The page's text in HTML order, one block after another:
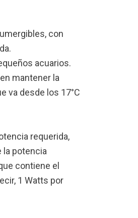
con
acuarios.
mantener la
va desde los 17°C
requerida,
la potencia
contiene el
1 Watts por